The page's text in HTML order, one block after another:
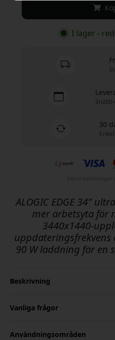
I lager -
Snabb
30
ALOGIC EDGE 34"
mer arbetsyta för
3440x1440-
uppdateringsfrekvens
90 W laddning för en
Beskrivning
Vanliga frågor
Användningsområden